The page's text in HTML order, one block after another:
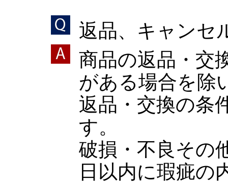
返品、キャンセ
商品の返品・交
がある場合を除
返品・交換の条
す。
破損・不良その
日以内に瑕疵の